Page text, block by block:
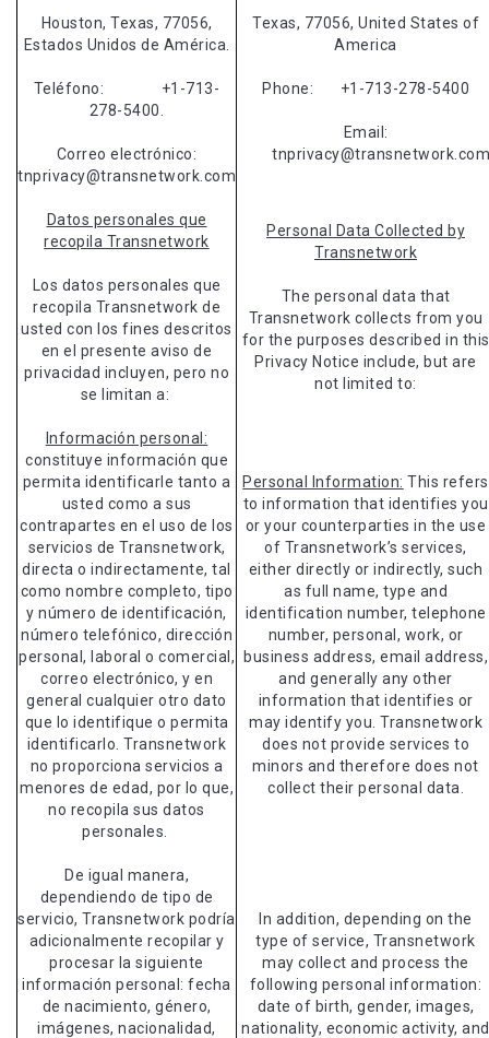
Houston, Texas, 77056,
Estados Unidos de América.
Teléfono: +1-713-
278-5400.
Correo electrónico:
tnprivacy@transnetwork.com
Texas, 77056, United States of
America
Phone: +1-713-278-5400
Email:
tnprivacy@transnetwork.com
Datos personales que
recopila Transnetwork
Los datos personales que
recopila Transnetwork de
usted con los fines descritos
en el presente aviso de
privacidad incluyen, pero no
se limitan a:
Personal Data Collected by
Transnetwork
The personal data that
Transnetwork collects from you
for the purposes described in this
Privacy Notice include, but are
not limited to:
Información personal:
constituye información que
permita identificarle tanto a
usted como a sus
contrapartes en el uso de los
servicios de Transnetwork,
directa o indirectamente, tal
como nombre completo, tipo
y número de identificación,
número telefónico, dirección
personal, laboral o comercial,
correo electrónico, y en
general cualquier otro dato
que lo identifique o permita
identificarlo. Transnetwork
no proporciona servicios a
menores de edad, por lo que,
no recopila sus datos
personales.
Personal Information: This refers
to information that identifies you
or your counterparties in the use
of Transnetwork’s services,
either directly or indirectly, such
as full name, type and
identification number, telephone
number, personal, work, or
business address, email address,
and generally any other
information that identifies or
may identify you. Transnetwork
does not provide services to
minors and therefore does not
collect their personal data.
De igual manera,
dependiendo de tipo de
servicio, Transnetwork podría
adicionalmente recopilar y
procesar la siguiente
información personal: fecha
de nacimiento, género,
imágenes, nacionalidad,
In addition, depending on the
type of service, Transnetwork
may collect and process the
following personal information:
date of birth, gender, images,
nationality, economic activity, and